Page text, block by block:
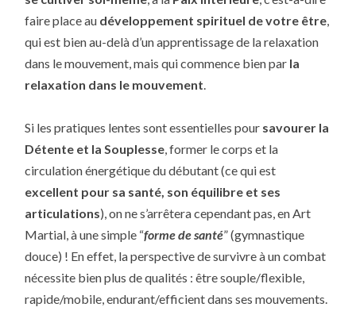
faire place au développement spirituel de votre être
qui est bien au-delà d’un apprentissage de la relaxation
dans le mouvement, mais qui commence bien par la
relaxation dans le mouvement
Si les pratiques lentes sont essentielles pour savourer la
Détente et la Souplesse, former le corps et la
circulation énergétique du débutant (ce qui est
excellent pour sa santé, son équilibre et ses
articulations), on ne s’arrêtera cependant pas, en Art
Martial, à une simple “forme de santé” (gymnastique
douce) ! En effet, la perspective de survivre à un combat
nécessite bien plus de qualités : être souple/flexible,
rapide/mobile, endurant/efficient dans ses mouvements.